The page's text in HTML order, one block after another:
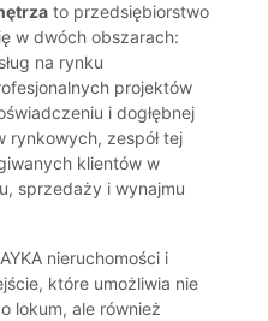
to przedsiębiorstwo
w dwóch obszarach:
na rynku
projektów
i dogłębnej
rynkowych, zespół tej
klientów w
sprzedaży i wynajmu
nieruchomości i
które umożliwia nie
lokum, ale również